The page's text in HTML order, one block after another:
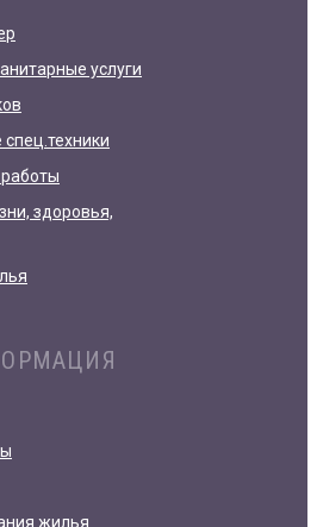
услуги
здоровья,
жилья